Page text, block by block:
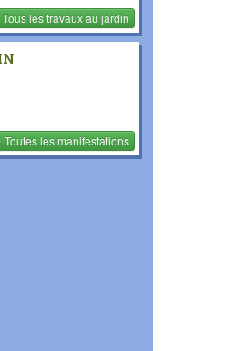
Tous les travauxau jardin
Toutes les manifestations